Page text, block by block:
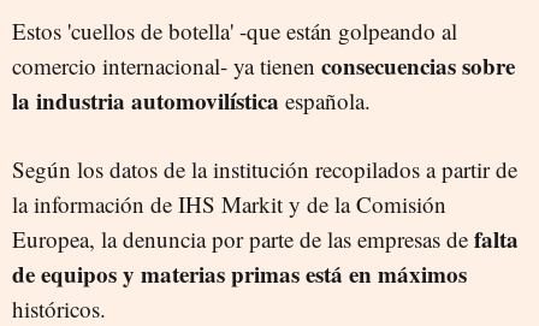
Estos 'cuellos de botella' -que están golpeando al
comercio internacional- ya tienen consecuencias sobre
la industria automovilística española.
Según los datos de la institución recopilados a partir de
la información de IHS Markit y de la Comisión
Europea, la denuncia por parte de las empresas de falta
de equipos y materias primas está en máximos
históricos.